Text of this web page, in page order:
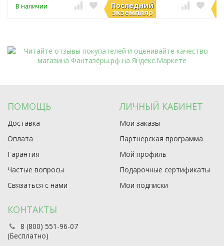
В наличии Последний
экземпляр
В наличии
ПОМОЩЬ
Доставка
Оплата
Гарантия
Частые вопросы
Связаться с нами
ЛИЧНЫЙ КАБИНЕТ
Мои заказы
Партнерская программа
Мой профиль
Подарочные сертификаты
Мои подписки
КОНТАКТЫ
8 (800) 551-96-07
(Бесплатно)